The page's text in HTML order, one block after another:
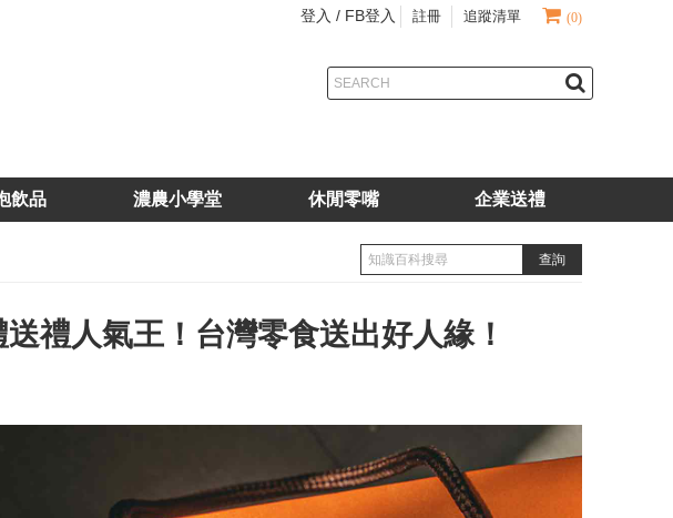
(0)
登入 / FB登入 註冊 追蹤清單
飲品 濃農小學堂 休閒零嘴 企業送禮
禮人氣王！台灣零食送出好人緣！